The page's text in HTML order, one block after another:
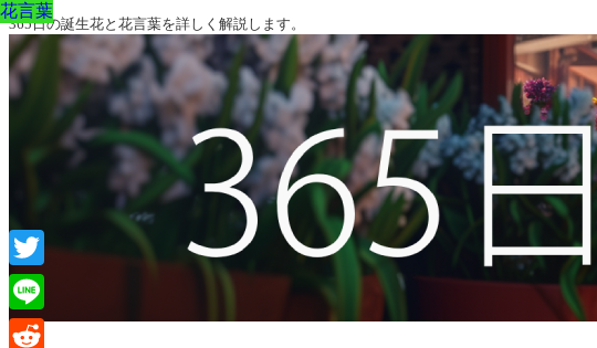
365日の誕生花と花言葉を詳しく解説します。
花言葉
花言葉
花言葉
花言葉
花言葉
花言葉
花言葉
Twitter
Line